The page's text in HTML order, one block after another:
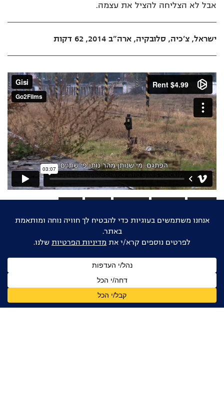
אבל לא הצליחה להציל את עצמה.
ישראל, צ'כיה, סלובקיה, ארה"ב 2014, 62 דקות
#תרבות #ביוגרפיה #היסטוריה #שואה #נשים
אוהבים דוקו ישראלי?
הישארו מעודכנים
שם
מלא